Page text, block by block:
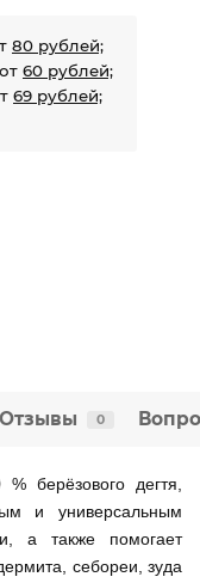
80 рублей;
60 рублей;
69 рублей;
Отзывы 0
берёзового дегтя,
и универсальным
а также помогает
себореи, зуда